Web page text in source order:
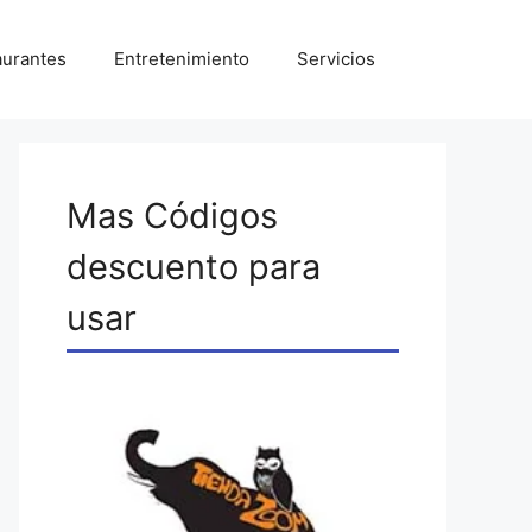
Entretenimiento Servicios
Mas Códigos
descuento para
usar